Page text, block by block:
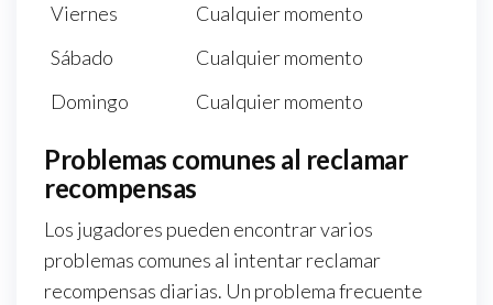
Viernes
Cualquier momento
Sábado
Cualquier momento
Domingo
Cualquier momento
Problemas comunes al reclamar
recompensas
Los jugadores pueden encontrar varios
problemas comunes al intentar reclamar
recompensas diarias. Un problema frecuente